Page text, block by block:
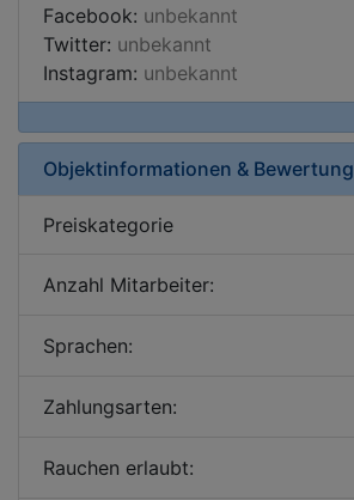
Facebook: unbekannt
Twitter: unbekannt
Instagram: unbekannt
Objektinformationen & Bewertung
Preiskategorie
Anzahl Mitarbeiter:
Sprachen:
Zahlungsarten:
Rauchen erlaubt: